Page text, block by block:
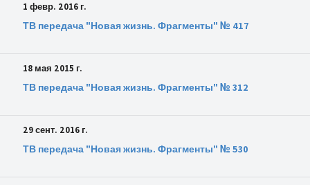
1 февр. 2016 г.
ТВ передача "Новая жизнь. Фрагменты" № 417
18 мая 2015 г.
ТВ передача "Новая жизнь. Фрагменты" № 312
29 сент. 2016 г.
ТВ передача "Новая жизнь. Фрагменты" № 530